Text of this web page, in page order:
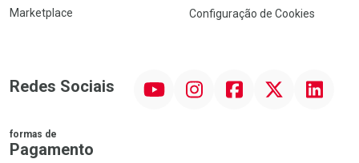
Marketplace
Configuração de Cookies
Redes Sociais InstagramFacebookTwitter Linkedin
formas de
Pagamento